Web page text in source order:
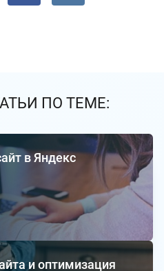
ПО ТЕМЕ:
в Яндекс
и оптимизация